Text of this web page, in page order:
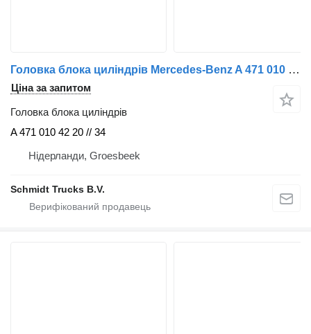
Головка блока циліндрів Mercedes-Benz A 471 010 42 20 // A 471 010 34 20 CILINDERKOP 1845 MP4 до тягача
Ціна за запитом
Головка блока циліндрів
A 471 010 42 20 // 34
Нідерланди, Groesbeek
Schmidt Trucks B.V.